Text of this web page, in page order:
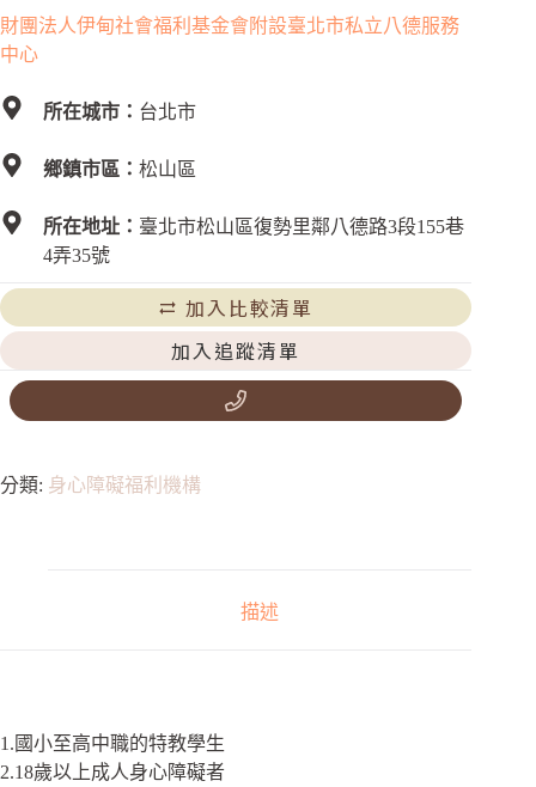
財團法人伊甸社會福利基金會附設臺北市私立八德服務
中心
所在城市： 台北市
鄉鎮市區： 松山區
所在地址： 臺北市松山區復勢里鄰八德路3段155巷
4弄35號
加入比較清單
加入追蹤清單
分類: 身心障礙福利機構
描述
1.國小至高中職的特教學生
2.18歲以上成人身心障礙者